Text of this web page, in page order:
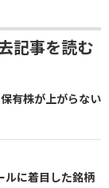
記事を読む
有株が上がらない
ルに着目した銘柄